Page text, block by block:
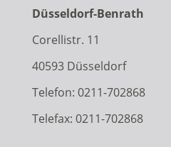
Düsseldorf-Benrath
Corellistr. 11
40593 Düsseldorf
Telefon: 0211-702868
Telefax: 0211-702868